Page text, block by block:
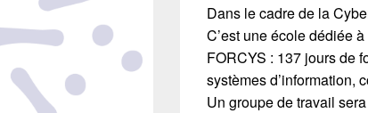
Dans le cadre de la
C’est une école dédiée
FORCYS : 137 jours de
systèmes d’information,
Un groupe de travail